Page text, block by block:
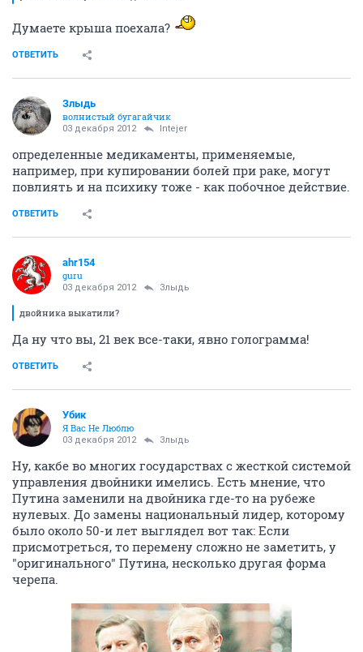
Думаете крыша поехала?
ОТВЕТИТЬ
Злыдь
волнистый бугагайчик
03 декабря 2012 Intejer
определенные медикаменты, применяемые,
например, при купировании болей при раке, могут
повлиять и на психику тоже - как побочное действие.
ОТВЕТИТЬ
ahr154
guru
03 декабря 2012 Злыдь
двойника выкатили?
Да ну что вы, 21 век все-таки, явно голограмма!
ОТВЕТИТЬ
Убик
Я Вас Не Люблю
03 декабря 2012 Злыдь
Ну, какбе во многих государствах с жесткой системой
управления двойники имелись. Есть мнение, что
Путина заменили на двойника где-то на рубеже
нулевых. До замены национальный лидер, которому
было около 50-и лет выглядел вот так: Если
присмотреться, то перемену сложно не заметить, у
"оригинального" Путина, несколько другая форма
черепа.